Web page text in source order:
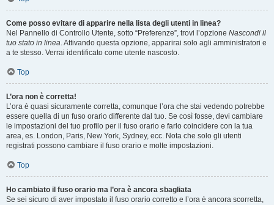
Come posso evitare di apparire nella lista degli utenti in linea?
Nel Pannello di Controllo Utente, sotto “Preferenze”, trovi l’opzione Nascondi il
tuo stato in linea. Attivando questa opzione, apparirai solo agli amministratori e
a te stesso. Verrai identificato come utente nascosto.
Top
L’ora non è corretta!
L’ora è quasi sicuramente corretta, comunque l’ora che stai vedendo potrebbe
essere quella di un fuso orario differente dal tuo. Se così fosse, devi cambiare
le impostazioni del tuo profilo per il fuso orario e farlo coincidere con la tua
area, es. London, Paris, New York, Sydney, ecc. Nota che solo gli utenti
registrati possono cambiare il fuso orario e molte impostazioni.
Top
Ho cambiato il fuso orario ma l’ora è ancora sbagliata
Se sei sicuro di aver impostato il fuso orario corretto e l’ora è ancora scorretta,